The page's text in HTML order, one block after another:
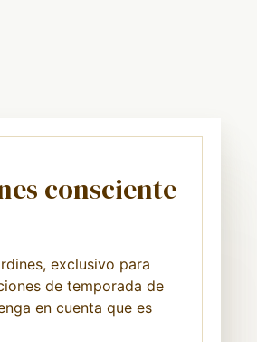
consciente
exclusivo para
de temporada de
en cuenta que es